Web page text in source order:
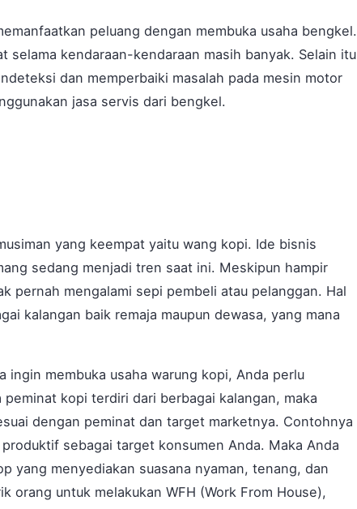
peluang dengan membuka usaha bengkel.
selama kendaraan-kendaraan masih banyak. Selain itu
dan memperbaiki masalah pada mesin motor
jasa servis dari bengkel.
yang keempat yaitu wang kopi. Ide bisnis
sedang menjadi tren saat ini. Meskipun hampir
pernah mengalami sepi pembeli atau pelanggan. Hal
kalangan baik remaja maupun dewasa, yang mana
membuka usaha warung kopi, Anda perlu
kopi terdiri dari berbagai kalangan, maka
dengan peminat dan target marketnya. Contohnya
sebagai target konsumen Anda. Maka Anda
yang menyediakan suasana nyaman, tenang, dan
untuk melakukan WFH (Work From House),